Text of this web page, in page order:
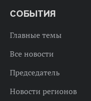
СОБЫТИЯ
Главные темы
Все новости
Председатель
Новости регионов